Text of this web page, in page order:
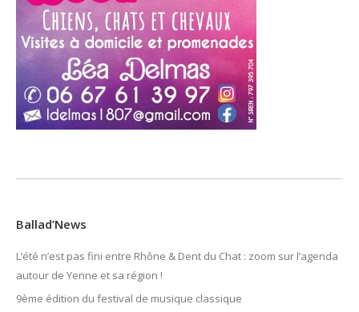
Ballad’News
L’été n’est pas fini entre Rhône & Dent du Chat : zoom sur l’agenda
autour de Yenne et sa région !
9ème édition du festival de musique classique